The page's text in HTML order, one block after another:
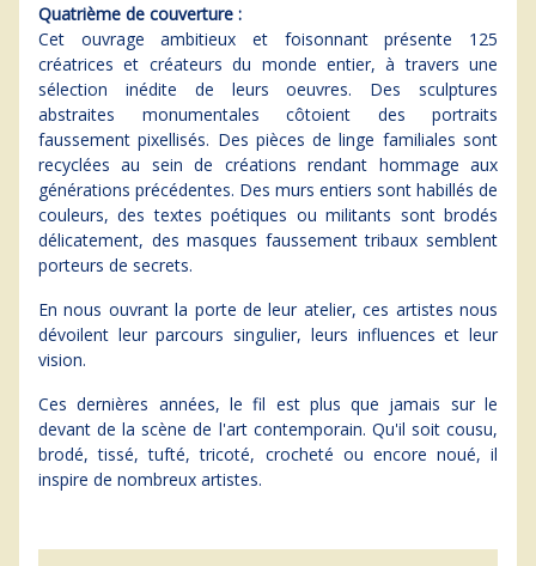
Quatrième de couverture :
Cet ouvrage ambitieux et foisonnant présente 125
créatrices et créateurs du monde entier, à travers une
sélection inédite de leurs oeuvres. Des sculptures
abstraites monumentales côtoient des portraits
faussement pixellisés. Des pièces de linge familiales sont
recyclées au sein de créations rendant hommage aux
générations précédentes. Des murs entiers sont habillés de
couleurs, des textes poétiques ou militants sont brodés
délicatement, des masques faussement tribaux semblent
porteurs de secrets.
En nous ouvrant la porte de leur atelier, ces artistes nous
dévoilent leur parcours singulier, leurs influences et leur
vision.
Ces dernières années, le fil est plus que jamais sur le
devant de la scène de l'art contemporain. Qu'il soit cousu,
brodé, tissé, tufté, tricoté, crocheté ou encore noué, il
inspire de nombreux artistes.